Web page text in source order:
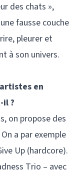
des chats »,
fausse couche
pleurer et
à son univers.
en
il ?
on propose des
a par exemple
Up (hardcore).
Trio – avec